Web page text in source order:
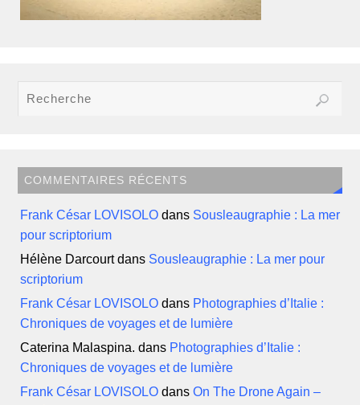
COMMENTAIRES RÉCENTS
Frank César LOVISOLO dans Sousleaugraphie : La mer
pour scriptorium
Hélène Darcourtdans Sousleaugraphie : La mer pour
scriptorium
Frank César LOVISOLO dans Photographies d’Italie :
Chroniques de voyages et de lumière
Caterina Malaspina. dans Photographies d’Italie :
Chroniques de voyages et de lumière
Frank César LOVISOLO dansOn The Drone Again –